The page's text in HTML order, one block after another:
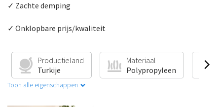
✓ Zachte demping
✓ Onklopbare prijs/kwaliteit
Productieland
Turkije
Materiaal
Polypropyleen
Toon alle eigenschappen